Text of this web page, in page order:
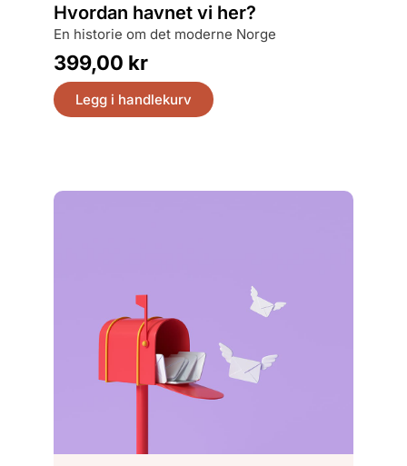
Hvordan havnet vi her?
en historie om det moderne Norge
399,00 kr
Legg i handlekurv